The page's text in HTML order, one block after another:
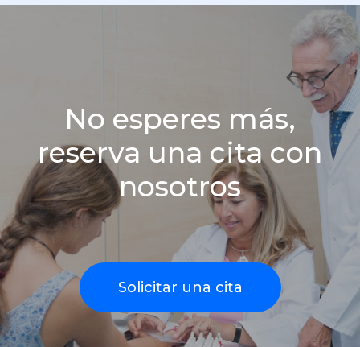
No esperes más,
reserva una cita con
nosotros
Solicitar una cita